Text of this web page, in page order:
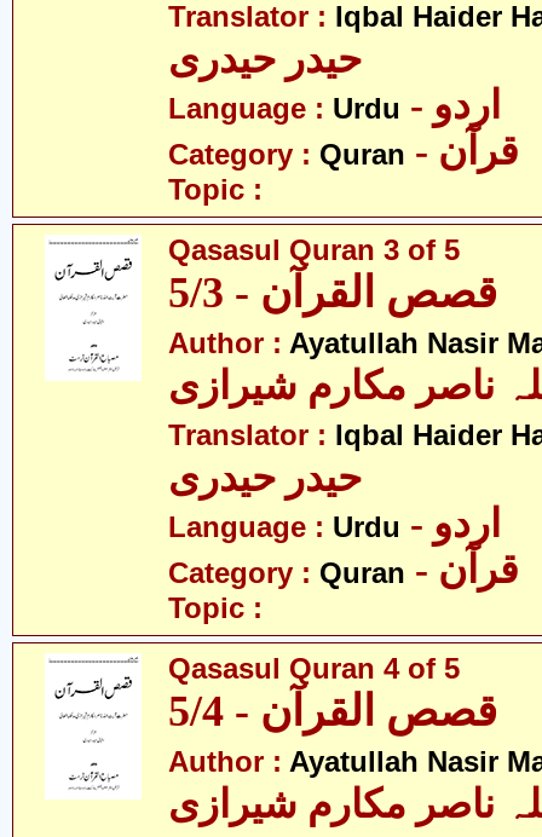
Translator : Iqbal Haider
حیدر حیدری
Language : Urdu - اردو
Category : Quran - قرآن
Topic :
Qasasul Quran 3 of 5
قصص القرآن - 5/3
Author : Ayatullah Nasir
ناصر مکارم شیرازی
Translator : Iqbal Haider
حیدر حیدری
Language : Urdu - اردو
Category : Quran - قرآن
Topic :
Qasasul Quran 4 of 5
قصص القرآن - 5/4
Author : Ayatullah Nasir
ناصر مکارم شیرازی